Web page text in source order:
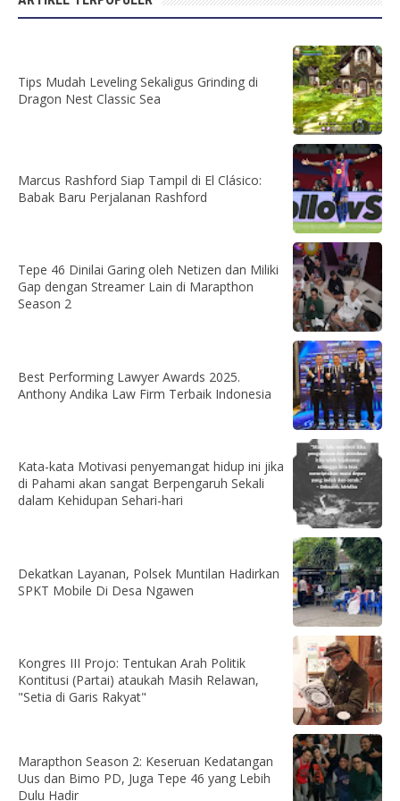
Tips Mudah Leveling Sekaligus Grinding di
Dragon Nest Classic Sea
Marcus Rashford Siap Tampil di El Clásico:
Babak Baru Perjalanan Rashford
Tepe 46 Dinilai Garing oleh Netizen dan Miliki
Gap dengan Streamer Lain di Marapthon
Season 2
Best Performing Lawyer Awards 2025.
Anthony Andika Law Firm Terbaik Indonesia
Kata-kata Motivasi penyemangat hidup ini jika
di Pahami akan sangat Berpengaruh Sekali
dalam Kehidupan Sehari-hari
Dekatkan Layanan, Polsek Muntilan Hadirkan
SPKT Mobile Di Desa Ngawen
Kongres III Projo: Tentukan Arah Politik
Kontitusi (Partai) ataukah Masih Relawan,
"Setia di Garis Rakyat"
Marapthon Season 2: Keseruan Kedatangan
Uus dan Bimo PD, Juga Tepe 46 yang Lebih
Dulu Hadir